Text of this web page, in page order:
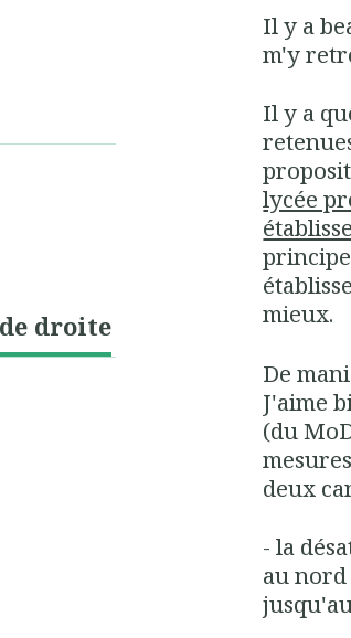
droite
Il y a
m'y
Il y a
lycée
mieux.
De
J'aime
(du
deux
- la
au nord